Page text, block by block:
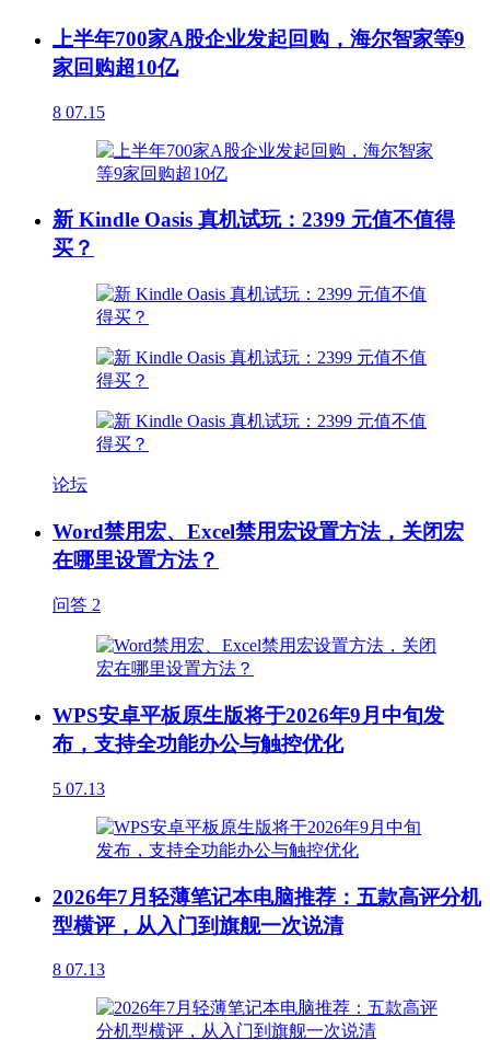
上半年700家A股企业发起回购，海尔智家等9
家回购超10亿
8 07.15
新 Kindle Oasis 真机试玩：2399 元值不值得
买？
论坛
Word禁用宏、Excel禁用宏设置方法，关闭宏
在哪里设置方法？
问答 2
WPS安卓平板原生版将于2026年9月中旬发
布，支持全功能办公与触控优化
5 07.13
2026年7月轻薄笔记本电脑推荐：五款高评分机
型横评，从入门到旗舰一次说清
8 07.13